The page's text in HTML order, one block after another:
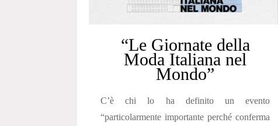
“Le Giornate della
Moda Italiana nel
Mondo”
C’è chi lo ha definito un evento
“particolarmente importante perché conferma